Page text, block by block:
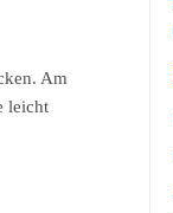
Am
leicht